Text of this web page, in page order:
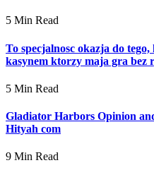
5 Min Read
To specjalnosc okazja do
kasynem ktorzy maja gra bez
5 Min Read
Gladiator Harbors Opinion
Hityah com
9 Min Read